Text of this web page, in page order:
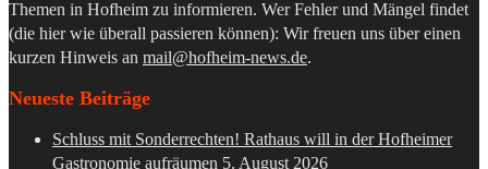
Themen in Hofheim zu informieren. Wer Fehler und Mängel findet
(die hier wie überall passieren können): Wir freuen uns über einen
kurzen Hinweis an mail@hofheim-news.de.
Neueste Beiträge
Schluss mit Sonderrechten! Rathaus will in der Hofheimer
Gastronomie aufräumen 5. August 2026